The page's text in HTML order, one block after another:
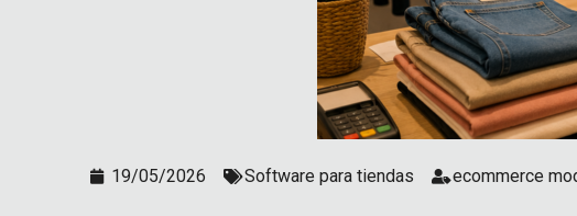
19/05/2026 Software para tiendas ecommerce